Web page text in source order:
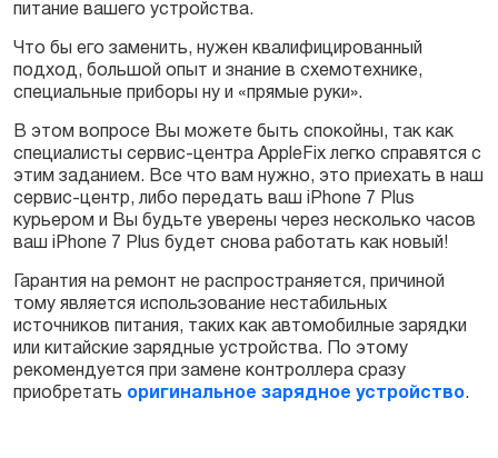
питание вашего устройства.
Что бы его заменить, нужен квалифицированный
подход, большой опыт и знание в схемотехнике,
специальные приборы ну и «прямые руки».
В этом вопросе Вы можете быть спокойны, так как
специалисты сервис-центра AppleFix легко справятся с
этим заданием. Все что вам нужно, это приехать в наш
сервис-центр, либо передать ваш iPhone 7 Plus
курьером и Вы будьте уверены через несколько часов
ваш iPhone 7 Plus будет снова работать как новый!
Гарантия на ремонт не распространяется, причиной
тому является использование нестабильных
источников питания, таких как автомобилные зарядки
или китайские зарядные устройства. По этому
рекомендуется при замене контроллера сразу
приобретать оригинальное зарядное устройство.